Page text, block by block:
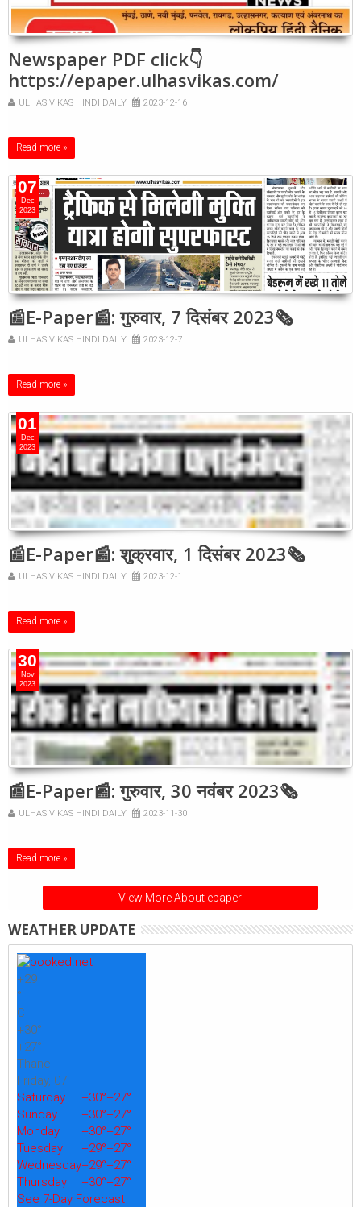
Newspaper PDF click👇
https://epaper.ulhasvikas.com/
ULHAS VIKAS HINDI DAILY 2023-12-16
Read more »
07
Dec
2023
📰E-Paper📰: गुरुवार, 7 दिसंबर 2023🗞
ULHAS VIKAS HINDI DAILY 2023-12-7
Read more »
01
Dec
2023
📰E-Paper📰: शुक्रवार, 1 दिसंबर 2023🗞
ULHAS VIKAS HINDI DAILY 2023-12-1
Read more »
30
Nov
2023
📰E-Paper📰: गुरुवार, 30 नवंबर 2023🗞
ULHAS VIKAS HINDI DAILY 2023-11-30
Read more »
View More About epaper
WEATHER UPDATE
+29
°
C
+30°
+27°
Thane
Friday, 07
Saturday
+30°+27°
Sunday
+30°+27°
Monday
+30°+27°
Tuesday
+29°+27°
Wednesday+29°+27°
Thursday
+30°+27°
See 7-Day Forecast